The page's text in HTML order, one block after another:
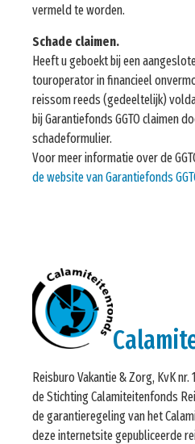
vermeld te worden.
Schade claimen.
Heeft u geboekt bij een
touroperator in financieel
reissom reeds (gedeeltelijk)
bij Garantiefonds GGTO claimen
schadeformulier.
Voor meer informatie over de
de website van Garantiefonds
Reisburo Vakantie & Zorg, KvK
de Stichting Calamiteitenfonds
de garantieregeling van het
deze internetsite gepubliceerde